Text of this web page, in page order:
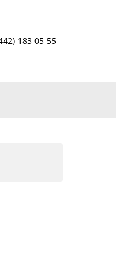
183 05 55